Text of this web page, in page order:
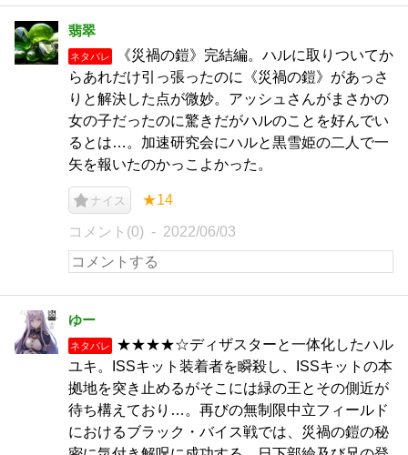
翡翠
ネタバレ
《災禍の鎧》完結編。ハルに取りついてか
らあれだけ引っ張ったのに《災禍の鎧》があっさ
りと解決した点が微妙。アッシュさんがまさかの
女の子だったのに驚きだがハルのことを好んでい
るとは…。加速研究会にハルと黒雪姫の二人で一
矢を報いたのかっこよかった。
ナイス ★14
コメント(0) 2022/06/03
ゆー
ネタバレ
★★★★☆ディザスターと一体化したハル
ユキ。ISSキット装着者を瞬殺し、ISSキットの本
拠地を突き止めるがそこには緑の王とその側近が
待ち構えており…。再びの無制限中立フィールド
におけるブラック・バイス戦では、災禍の鎧の秘